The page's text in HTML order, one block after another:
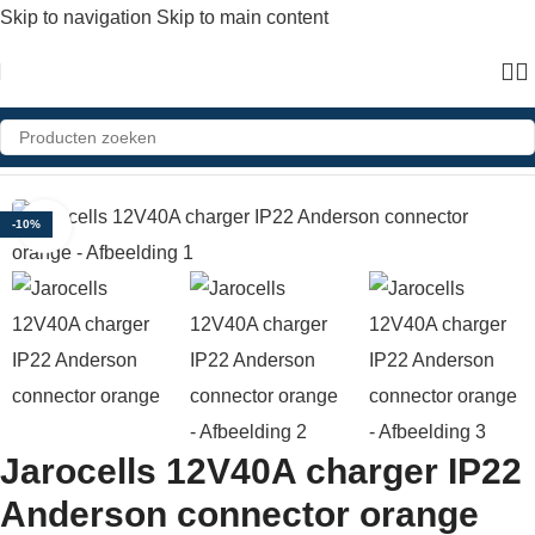
Skip to navigation Skip to main content
Home»Shop»Jarocells 12V40A charger IP22 Anderson connector orange
-10% Click to enlarge
Jarocells 12V40A charger IP22
Anderson connector orange